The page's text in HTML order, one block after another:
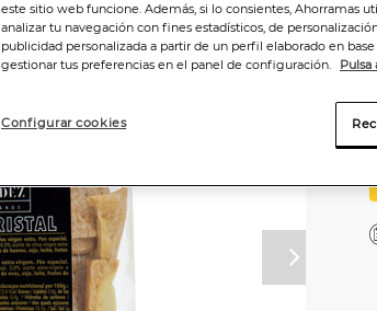
este sitio web funcione. Además, si lo consientes, Ahorramas
analizar tu navegación con fines estadísticos, de
publicidad personalizada a partir de un perfil elaborado en
gestionar tus preferencias en el panel de configuración.
Pulsa
Configurar cookies